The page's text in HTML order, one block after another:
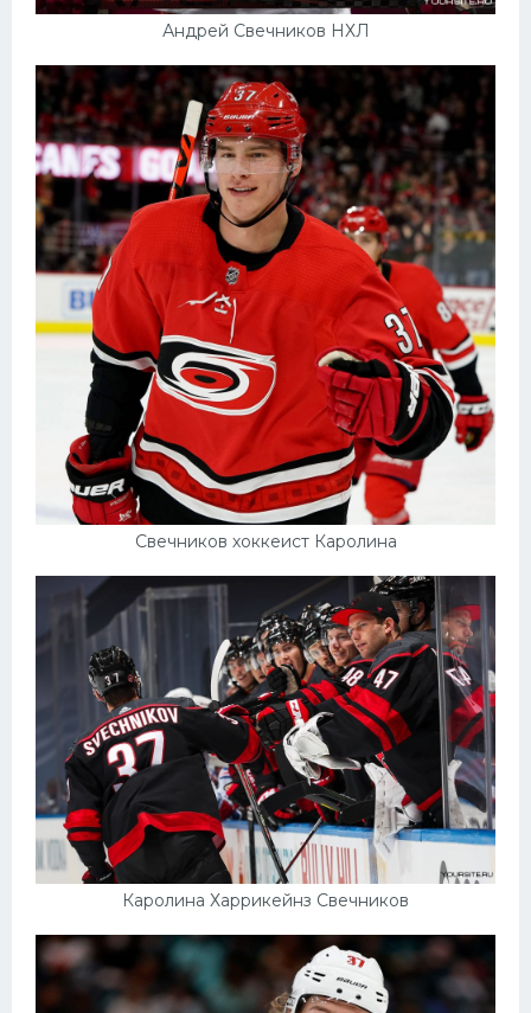
Андрей Свечников НХЛ
Свечников хоккеист Каролина
Каролина Харрикейнз Свечников